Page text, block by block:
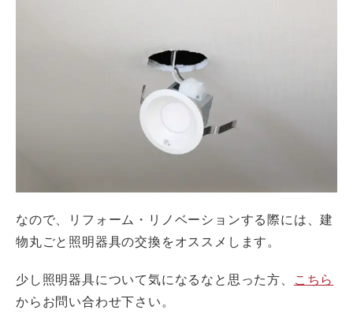
なので、リフォーム・リノベーションする際には、建
物丸ごと照明器具の交換をオススメします。
少し照明器具について気になるなと思った方、 こちら
からお問い合わせ下さい。